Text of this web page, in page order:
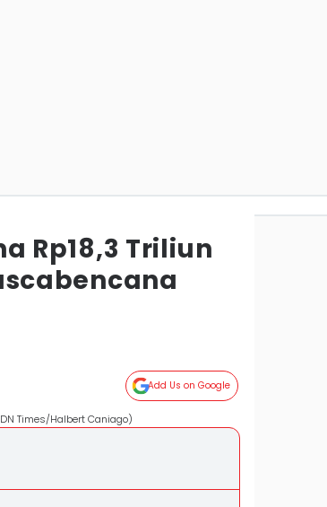
Rp18,3 Triliun
Add Us on Google
Times/Halbert Caniago)